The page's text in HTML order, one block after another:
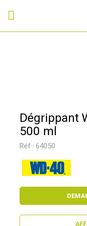
Dégrippant
500 ml
Réf : 64050